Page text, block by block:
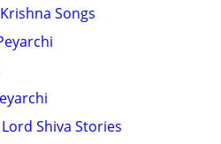
Songs
Shiva Stories